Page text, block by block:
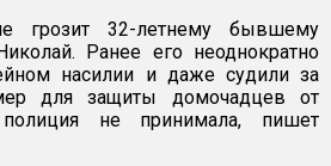
грозит 32-летнему бывшему
Ранее его неоднократно
насилии и даже судили за
для защиты домочадцев от
не принимала, пишет